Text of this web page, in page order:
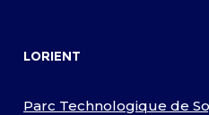
LORIENT
Parc Technologique de